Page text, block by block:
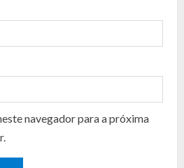
navegador para a próxima